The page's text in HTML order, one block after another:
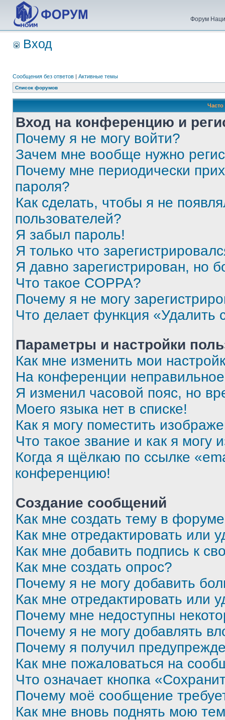
Форум
Вход
Сообщения без ответов | Активные темы
Список форумов
Вход на конференцию и
Почему я не могу войти?
Зачем мне вообще нужно
Почему мне периодически
пароля?
Как сделать, чтобы я не
пользователей?
Я забыл пароль!
Я только что
Я давно зарегистрирован, но
Что такое COPPA?
Почему я не могу
Что делает функция «Удалить
Параметры и настройки
Как мне изменить мои
На конференции
Я изменил часовой пояс, но
Моего языка нет в списке!
Как я могу поместить
Что такое звание и как я могу
Когда я щёлкаю по ссылке
конференцию!
Создание сообщений
Как мне создать тему в
Как мне отредактировать или
Как мне добавить подпись к
Как мне создать опрос?
Почему я не могу добавить
Как мне отредактировать или
Почему мне недоступны
Почему я не могу добавлять
Почему я получил
Как мне пожаловаться на
Что означает кнопка
Почему моё сообщение
Как мне вновь поднять мою